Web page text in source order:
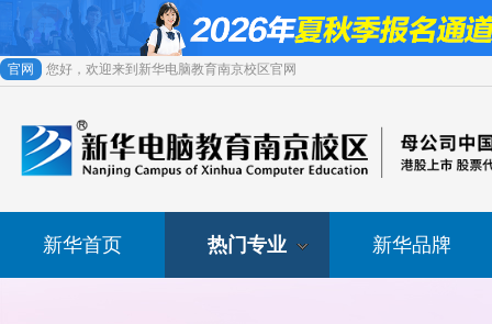
官网 您好，欢迎来到新华电脑教育南京校区官网
新华首页 热门专业 新华品牌